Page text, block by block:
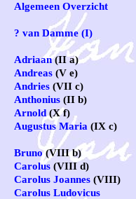
Algemeen Overzicht
? van Damme (I)
Adriaan(II a)
Andreas (V e)
Andries (VII c)
Anthonius (II b)
Arnold (X f)
Augustus Maria (IX c)
Bruno(VIII b)
Carolus (VIII d)
Carolus Joannes (VIII)
Carolus Ludovicus